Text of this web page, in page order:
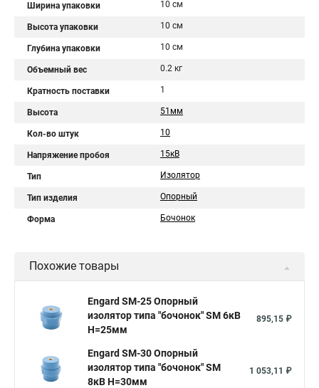
Ширина упаковки 10 см
Высота упаковки 10 см
Глубина упаковки 10 см
Объемный вес 0.2 кг
Кратность поставки 1
Высота 51мм
Кол-во штук 10
Напряжение пробоя 15кВ
Тип Изолятор
Тип изделия Опорный
Форма Бочонок
Похожие товары
Engard SM-25 Опорный
изолятор типа "бочонок" SM 6кВ
H=25мм
895,15 ₽
Engard SM-30 Опорный
изолятор типа "бочонок" SM
8кВ H=30мм
1 053,11 ₽